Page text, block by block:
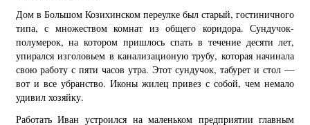
Дом в Большом Козихинском переулке был старый, гостиничного
типа, с множеством комнат из общего коридора. Сундучок-
полумерок, на котором пришлось спать в течение десяти лет,
упирался изголовьем в канализационую трубу, которая начинала
свою работу с пяти часов утра. Этот сундучок, табурет и стол —
вот и все убранство. Иконы жилец привез с собой, чем немало
удивил хозяйку.
Работать Иван устроился на маленьком предприятии главным